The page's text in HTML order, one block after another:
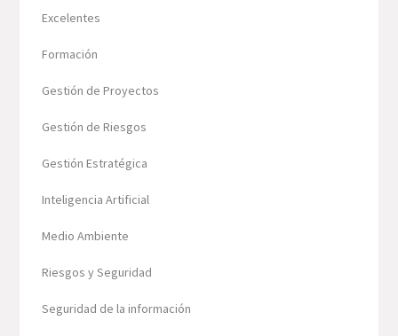
Excelentes
Formación
Gestión de Proyectos
Gestión de Riesgos
Gestión Estratégica
Inteligencia Artificial
Medio Ambiente
Riesgos y Seguridad
Seguridad de la información